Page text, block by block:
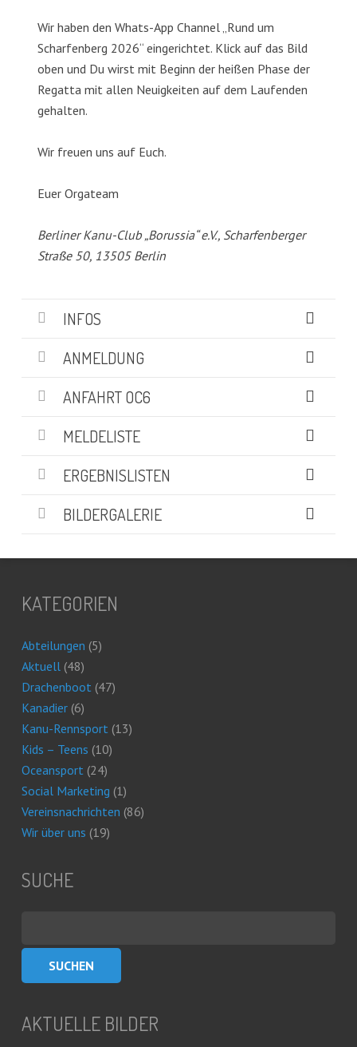
Wir haben den Whats-App Channel „Rund um
Scharfenberg 2026“ eingerichtet. Klick auf das Bild
oben und Du wirst mit Beginn der heißen Phase der
Regatta mit allen Neuigkeiten auf dem Laufenden
gehalten.
Wir freuen uns auf Euch.
Euer Orgateam
Berliner Kanu-Club „Borussia“ e.V., Scharfenberger
Straße 50, 13505 Berlin
INFOS
ANMELDUNG
ANFAHRT OC6
MELDELISTE
ERGEBNISLISTEN
BILDERGALERIE
KATEGORIEN
Abteilungen (5)
Aktuell(48)
Drachenboot(47)
Kanadier(6)
Kanu-Rennsport(13)
Kids – Teens (10)
Oceansport(24)
Social Marketing (1)
Vereinsnachrichten (86)
Wir über uns (19)
SUCHE
AKTUELLE BILDER